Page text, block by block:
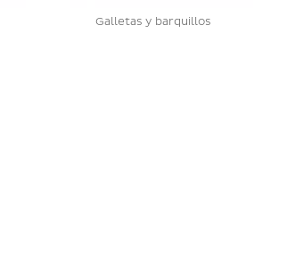
Galletas y barquillos